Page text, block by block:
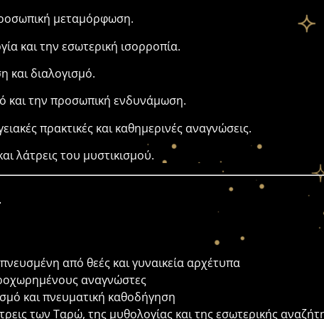
μεταμόρφωση.
και την εσωτερική ισορροπία.
και διαλογισμό.
και την προσωπική ενδυνάμωση.
πρακτικές και καθημερινές αναγνώσεις.
λάτρεις του μυστικισμού.
από θεές και γυναικεία αρχέτυπα
αναγνώστες
και πνευματική καθοδήγηση
των Ταρώ, της μυθολογίας και της εσωτερικής